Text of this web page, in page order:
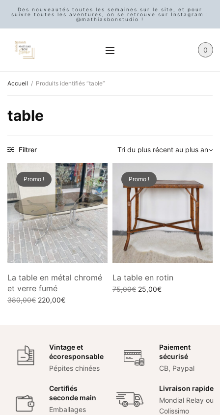
Des nouveautés toutes les semaines sur le site, et pour
suivre toutes les aventures, on se retrouve sur Instagram :
@mathiasbonstudio !
0
Accueil / Produits identifiés “table”
table
Filtrer
Promo !
La table en métal chromé
et verre fumé
380,00€ Le prix
220,00€Le prix
Promo !
La table en rotin
75,00€ Le prix
25,00€Le prix
Vintage et
écoresponsable
Pépites chinées
Paiement
sécurisé
CB, Paypal
Certifiés
seconde main
Emballages
Livraison rapide
Mondial Relay ou
Colissimo